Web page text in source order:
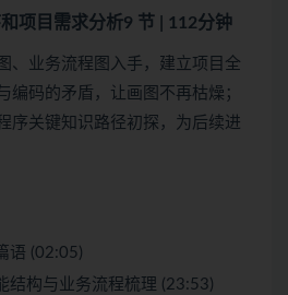
项目需求分析9 节 | 112分钟
、业务流程图入手，建立项目全
编码的矛盾，让画图不再枯燥；
序关键知识路径初探，为后续进
语 (02:05)
结构与业务流程梳理 (23:53)